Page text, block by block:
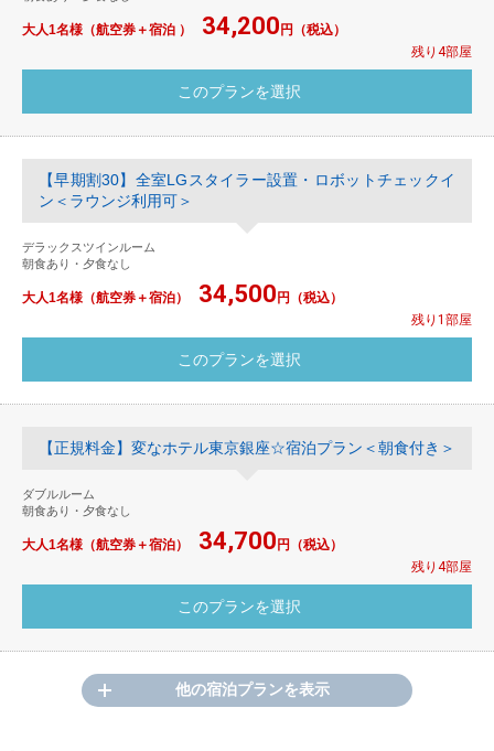
大人1名様（航空券＋宿泊 ） 34,200円（税込）
残り4部屋
【早期割30】全室LGスタイラー設置・ロボットチェックイ
ン＜ラウンジ利用可＞
デラックスツインルーム
朝食あり・夕食なし
大人1名様（航空券＋宿泊） 34,500円（税込）
残り1部屋
【正規料金】変なホテル東京銀座☆宿泊プラン＜朝食付き＞
ダブルルーム
朝食あり・夕食なし
大人1名様（航空券＋宿泊） 34,700円（税込）
残り4部屋
他の宿泊プランを表示